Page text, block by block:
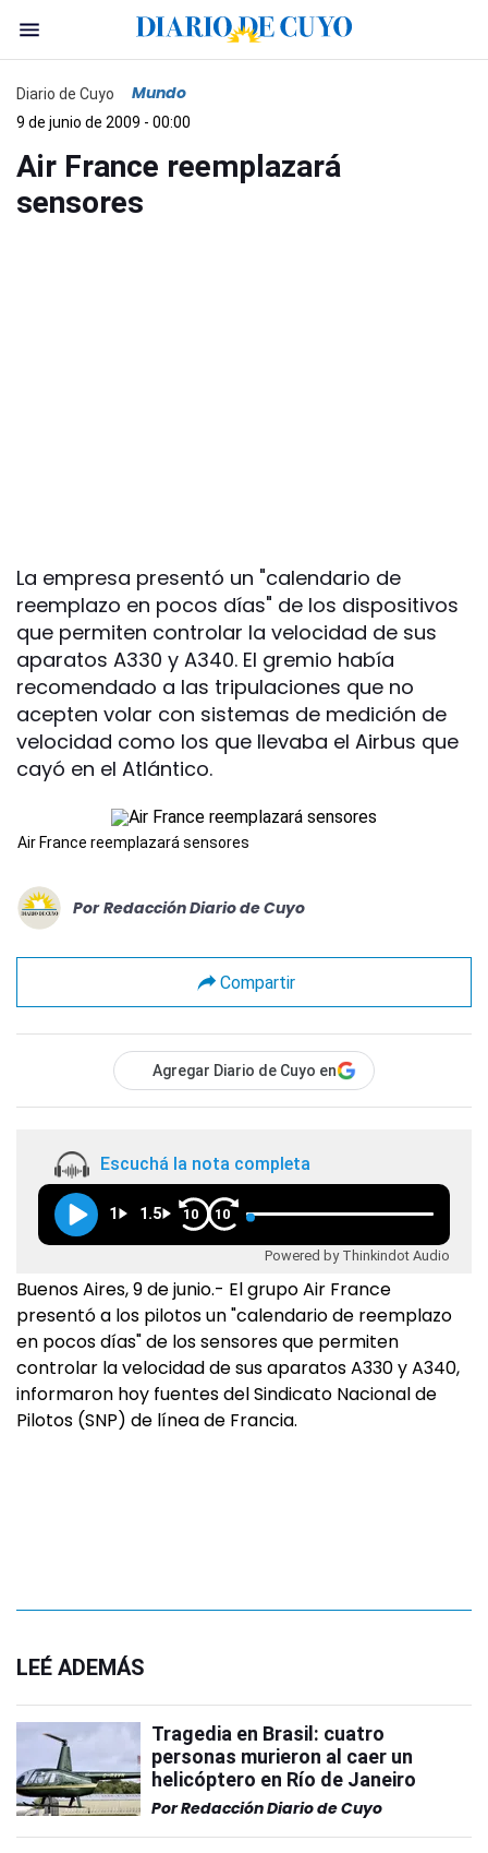
Diario de Cuyo Mundo
9 de junio de 2009 - 00:00
Air France reemplazará
sensores
La empresa presentó un "calendario de
reemplazo en pocos días" de los dispositivos
que permiten controlar la velocidad de sus
aparatos A330 y A340. El gremio había
recomendado a las tripulaciones que no
acepten volar con sistemas de medición de
velocidad como los que llevaba el Airbus que
cayó en el Atlántico.
Air France reemplazará sensores
Por Redacción Diario de Cuyo
Compartir
Agregar Diario de Cuyo en
Escuchá la nota completa
1 1.5 10 10
Powered by Thinkindot Audio
Buenos Aires, 9 de junio.- El grupo Air France
presentó a los pilotos un "calendario de reemplazo
en pocos días" de los sensores que permiten
controlar la velocidad de sus aparatos A330 y A340,
informaron hoy fuentes del Sindicato Nacional de
Pilotos (SNP) de línea de Francia.
LEÉ ADEMÁS
Tragedia en Brasil: cuatro
personas murieron al caer un
helicóptero en Río de Janeiro
PorRedacción Diario de Cuyo